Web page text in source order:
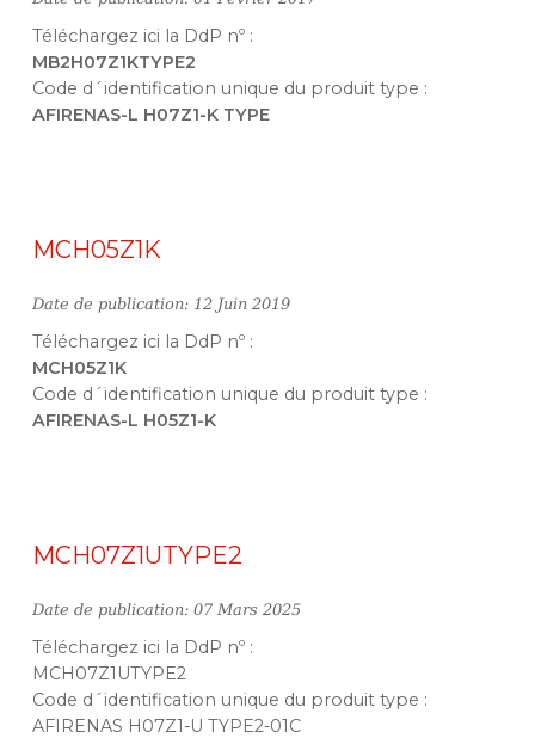
Téléchargez ici la DdP nº :
MB2H07Z1KTYPE2
Code d´identification unique du produit type :
AFIRENAS-L H07Z1-K TYPE
MCH05Z1K
Date de publication: 12 Juin 2019
Téléchargez ici la DdP nº :
MCH05Z1K
Code d´identification unique du produit type :
AFIRENAS-L H05Z1-K
MCH07Z1UTYPE2
Date de publication: 07 Mars 2025
Téléchargez ici la DdP nº :
MCH07Z1UTYPE2
Code d´identification unique du produit type :
AFIRENAS H07Z1-U TYPE2-01C